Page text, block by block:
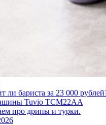
ли бариста за 23 000
Tuvio TCM22AA
про дрипы и турки.